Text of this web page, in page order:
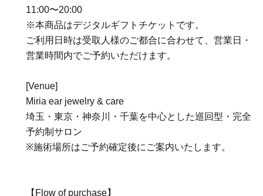
11:00〜20:00
※本商品はデジタルギフトチケットです。
ご利用日時は受取人様のご都合に合わせて、営業日・
営業時間内でご予約いただけます。
[Venue]
Miria ear jewelry & care
埼玉・東京・神奈川・千葉を中心とした巡回型・完全
予約制サロン
※施術場所はご予約確定後にご案内いたします。
【Flow of purchase】